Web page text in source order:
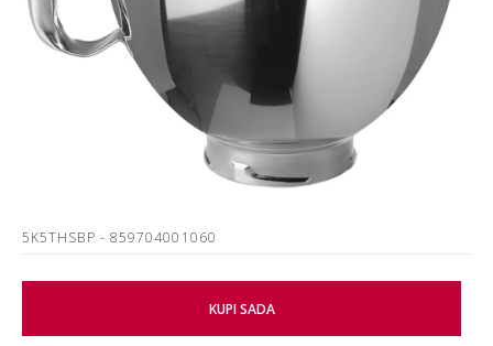
5K5THSBP - 859704001060
KUPI SADA